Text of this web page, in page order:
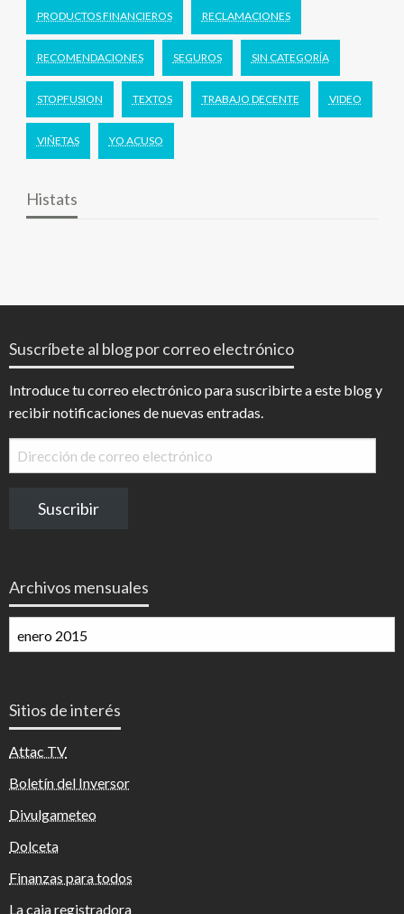
PRODUCTOS FINANCIEROS RECLAMACIONES
RECOMENDACIONES SEGUROS SIN CATEGORÍA
STOPFUSION TEXTOS TRABAJO DECENTE VIDEO
VIÑETAS YO ACUSO
Histats
Suscríbete al blog por correo electrónico
Introduce tu correo electrónico para suscribirte a este blog y
recibir notificaciones de nuevas entradas.
Dirección
de
electrónico
Suscribir
Archivos mensuales
mensuales
Sitios de interés
Attac TV
Boletín del Inversor
Divulgameteo
Dolceta
Finanzas para todos
La caja registradora